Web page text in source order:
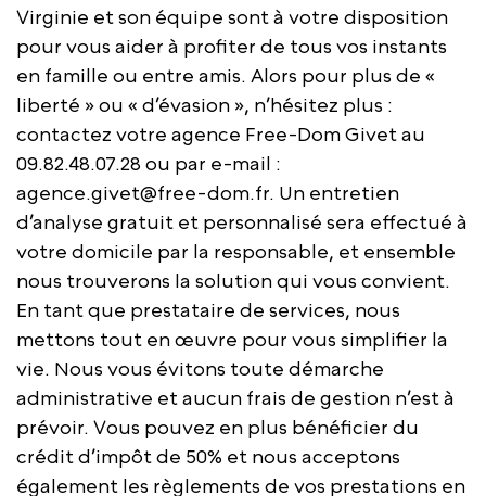
Virginie et son équipe sont à votre disposition
pour vous aider à profiter de tous vos instants
en famille ou entre amis. Alors pour plus de «
liberté » ou « d’évasion », n’hésitez plus :
contactez votre agence Free-Dom Givet au
09.82.48.07.28 ou par e-mail :
agence.givet@free-dom.fr. Un entretien
d’analyse gratuit et personnalisé sera effectué à
votre domicile par la responsable, et ensemble
nous trouverons la solution qui vous convient.
En tant que prestataire de services, nous
mettons tout en œuvre pour vous simplifier la
vie. Nous vous évitons toute démarche
administrative et aucun frais de gestion n’est à
prévoir. Vous pouvez en plus bénéficier du
crédit d’impôt de 50% et nous acceptons
également les règlements de vos prestations en